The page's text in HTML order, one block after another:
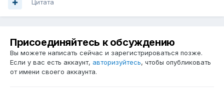
Цитата
Присоединяйтесь к обсуждению
Вы можете написать сейчас и зарегистрироваться позже.
Если у вас есть аккаунт, авторизуйтесь, чтобы опубликовать
от имени своего аккаунта.